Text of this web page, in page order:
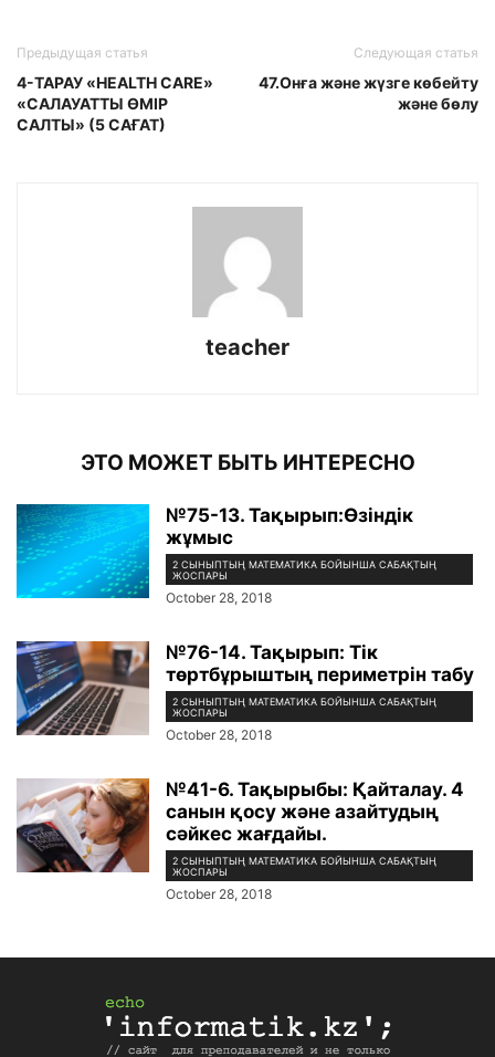
Предыдущая статья
4-ТАРАУ «HEALTH CARE»
«САЛАУАТТЫ ӨМІР
САЛТЫ» (5 САҒАТ)
Следующая статья
47.Онға және жүзге көбейту
және бөлу
teacher
ЭТО МОЖЕТ БЫТЬ ИНТЕРЕСНО
№75-13. Тақырып:Өзіндік
жұмыс
2 СЫНЫПТЫҢ МАТЕМАТИКА БОЙЫНША САБАҚТЫҢ
ЖОСПАРЫ
October 28, 2018
№76-14. Тақырып: Тік
төртбұрыштың периметрін табу
2 СЫНЫПТЫҢ МАТЕМАТИКА БОЙЫНША САБАҚТЫҢ
ЖОСПАРЫ
October 28, 2018
№41-6. Тақырыбы: Қайталау. 4
санын қосу және азайтудың
сәйкес жағдайы.
2 СЫНЫПТЫҢ МАТЕМАТИКА БОЙЫНША САБАҚТЫҢ
ЖОСПАРЫ
October 28, 2018